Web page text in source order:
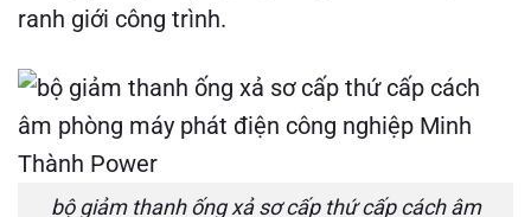
ranh giới công trình.
bộ giảm thanh ống xả sơ cấp thứ cấp cách âm